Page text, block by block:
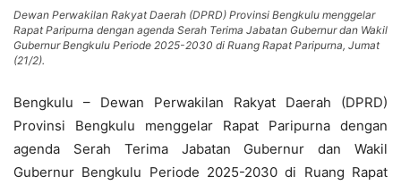
Dewan Perwakilan Rakyat Daerah (DPRD) Provinsi Bengkulu menggelar
Rapat Paripurna dengan agenda Serah Terima Jabatan Gubernur dan Wakil
Gubernur Bengkulu Periode 2025-2030 di Ruang Rapat Paripurna, Jumat
(21/2).
Bengkulu – Dewan Perwakilan Rakyat Daerah (DPRD)
Provinsi Bengkulu menggelar Rapat Paripurna dengan
agenda Serah Terima Jabatan Gubernur dan Wakil
Gubernur Bengkulu Periode 2025-2030 di Ruang Rapat